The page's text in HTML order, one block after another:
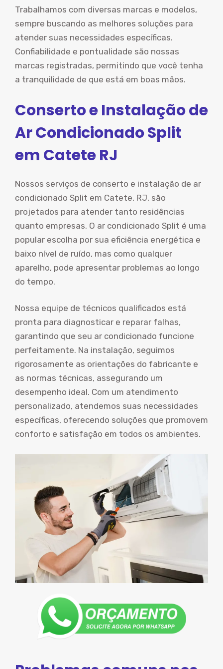
Trabalhamos com diversas marcas e modelos,
sempre buscando as melhores soluções para
atender suas necessidades específicas.
Confiabilidade e pontualidade são nossas
marcas registradas, permitindo que você tenha
a tranquilidade de que está em boas mãos.
Conserto e Instalação de
Ar Condicionado Split
em Catete RJ
Nossos serviços de conserto e instalação de ar
condicionado Split em Catete, RJ, são
projetados para atender tanto residências
quanto empresas. O ar condicionado Split é uma
popular escolha por sua eficiência energética e
baixo nível de ruído, mas como qualquer
aparelho, pode apresentar problemas ao longo
do tempo.
Nossa equipe de técnicos qualificados está
pronta para diagnosticar e reparar falhas,
garantindo que seu ar condicionado funcione
perfeitamente. Na instalação, seguimos
rigorosamente as orientações do fabricante e
as normas técnicas, assegurando um
desempenho ideal. Com um atendimento
personalizado, atendemos suas necessidades
específicas, oferecendo soluções que promovem
conforto e satisfação em todos os ambientes.